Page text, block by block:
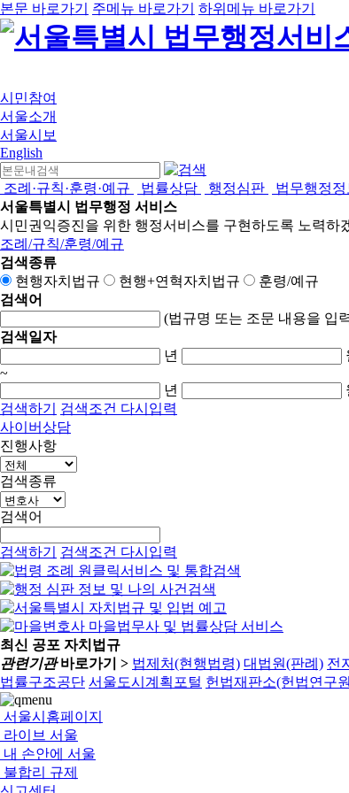
본문 바로가기 주메뉴 바로가기 하위메뉴 바로가기
시민참여
서울소개
서울시보
English
조례·규칙·훈령·예규 법률상담 행정심판 법무행정정
서울특별시 법무행정 서비스
시민권익증진을 위한 행정서비스를 구현하도록 노력하
조례/규칙/훈령/예규
검색종류
현행자치법규
현행+연혁자치법규
훈령/예규
검색어
(법규명 또는 조문 내용을 입
검색일자
년
~
년
검색하기
검색조건 다시입력
사이버상담
진행사항
검색종류
검색어
검색하기 검색조건 다시입력
최신 공포 자치법규
관련기관바로가기 > 법제처(현행법령) 대법원(판례) 전
법률구조공단 서울도시계획포털 헌법재판소(헌법연구
서울시홈페이지
라이브 서울
내 손안에 서울
불합리 규제